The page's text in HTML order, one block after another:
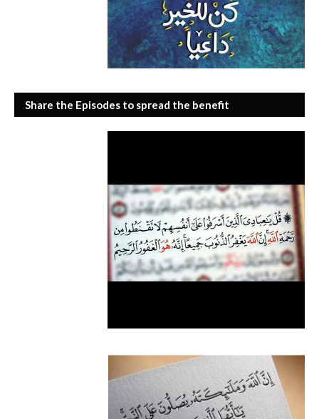
Share the Episodes to spread the benefit